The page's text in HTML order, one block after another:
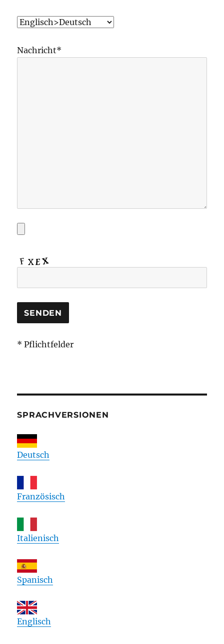
Nachricht*
* Pflichtfelder
SPRACHVERSIONEN
Deutsch
Französisch
Italienisch
Spanisch
Englisch